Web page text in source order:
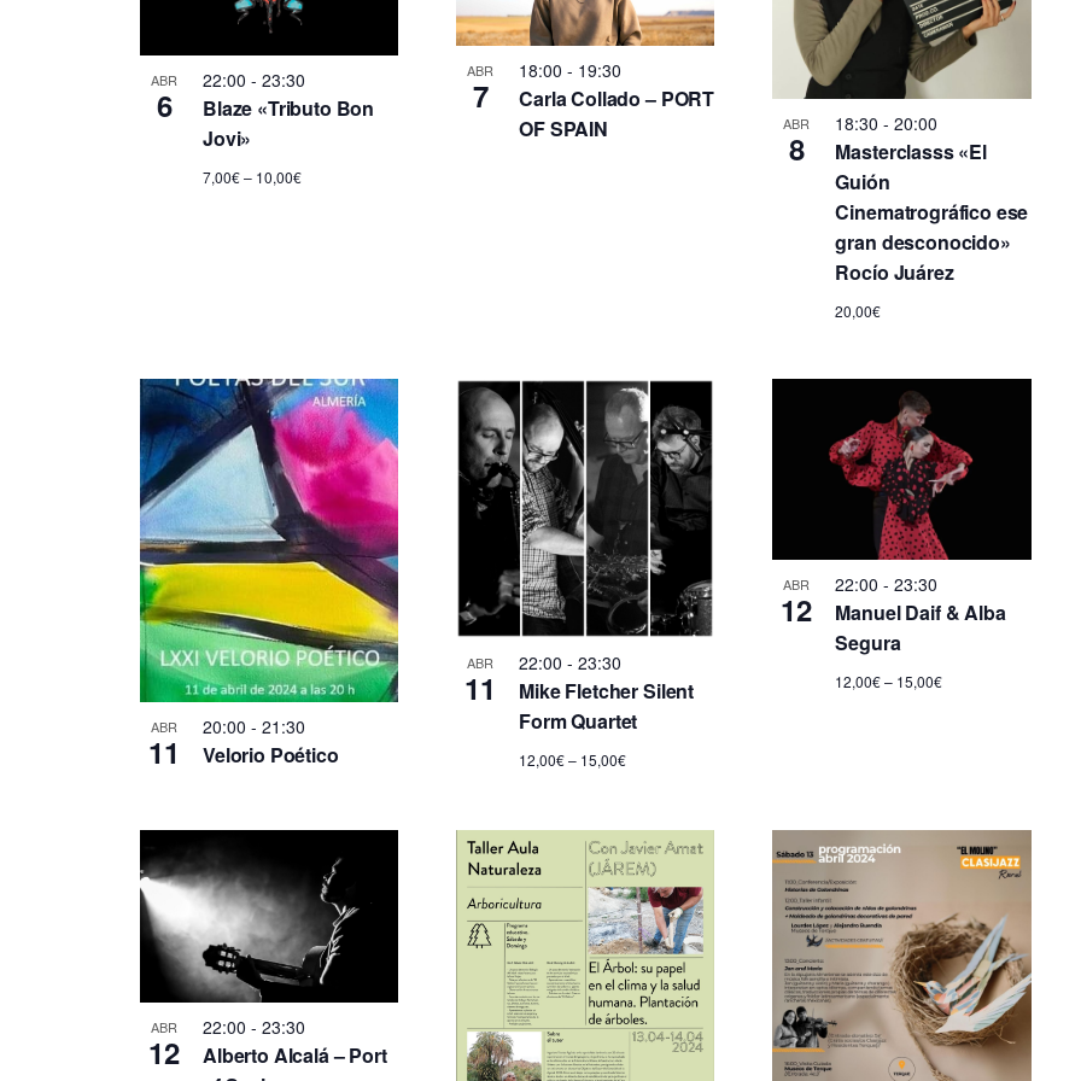
c
e
b
ú
s
q
u
e
d
a
y
v
i
e
.
B
u
s
c
a
E
v
e
n
p
a
r
a
a
i
ó
n
e
s
t
e
n
t
o
n
ABR
6
22:00 - 23:30
Blaze «Tributo Bon
Jovi»
7,00€ – 10,00€
ABR
7
18:00- 19:30
Carla Collado – PORT
OF SPAIN
ABR
8
18:30-20:00
Masterclasss «El
Guión
Cinematrográfico ese
gran desconocido»
Rocío Juárez
20,00€
ABR
11
20:00 - 21:30
Velorio Poético
ABR
11
22:00-23:30
Mike Fletcher Silent
Form Quartet
12,00€ – 15,00€
ABR
12
22:00-23:30
Manuel Daif & Alba
Segura
12,00€ – 15,00€
ABR
12
22:00 - 23:30
Alberto Alcalá – Port